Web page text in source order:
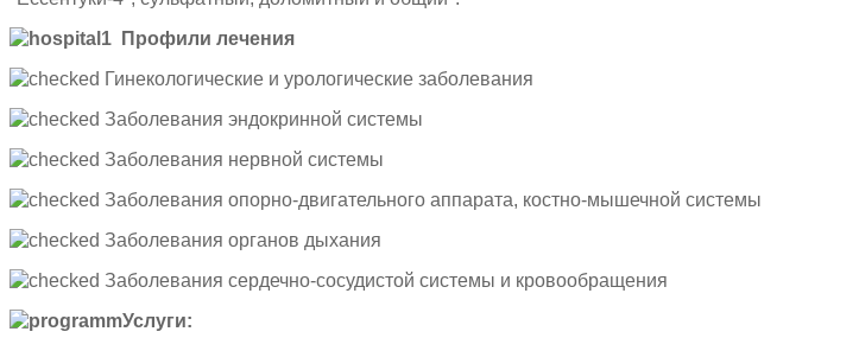
Профили лечения
Гинекологические и урологические заболевания
Заболевания эндокринной системы
Заболевания нервной системы
Заболевания опорно-двигательного аппарата, костно-мышечной системы
Заболевания органов дыхания
Заболевания сердечно-сосудистой системы и кровообращения
Услуги: